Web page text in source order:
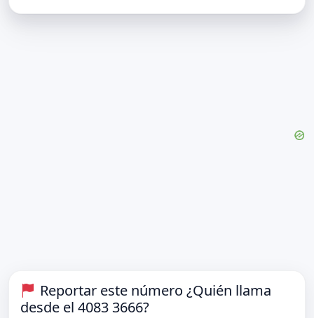
Reportar este número ¿Quién llama
desde el 4083 3666?